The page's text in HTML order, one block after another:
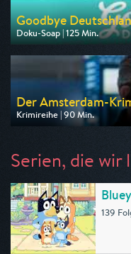
Goodbye
Doku-Soap | 125 Min.
Ausgestrahlt von VOX
am 10.08.2026, 20:15
Der Amsterdam-
Krimireihe | 90 Min.
Ausgestrahlt von ARD
Serien, die wir
Bluey
139